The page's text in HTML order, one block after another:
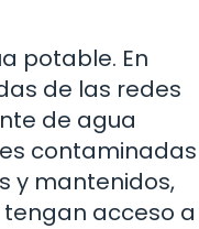
potable. En
de las redes
de agua
contaminadas
y mantenidos,
acceso a